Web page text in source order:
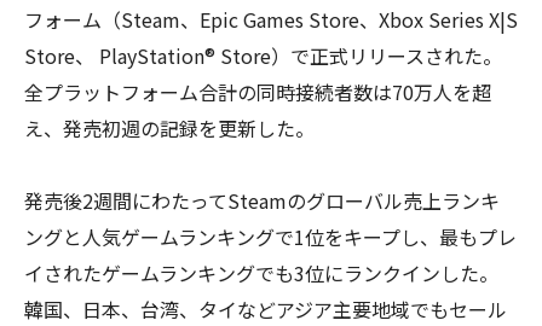
フォーム（Steam、Epic Games Store、Xbox Series X|S
Store、 PlayStation® Store）で正式リリースされた。
全プラットフォーム合計の同時接続者数は70万人を超
え、発売初週の記録を更新した。
発売後2週間にわたってSteamのグローバル売上ランキ
ングと人気ゲームランキングで1位をキープし、最もプレ
イされたゲームランキングでも3位にランクインした。
韓国、日本、台湾、タイなどアジア主要地域でもセール